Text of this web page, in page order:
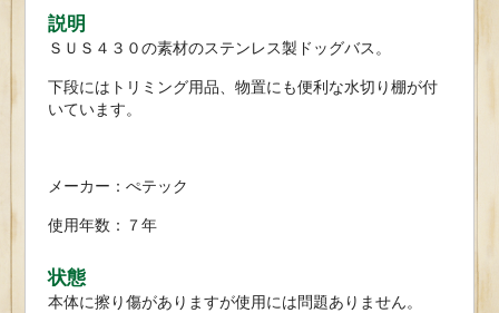
説明
ＳＵＳ４３０の素材のステンレス製ドッグバス。
下段にはトリミング用品、物置にも便利な水切り棚が付
いています。
メーカー：ぺテック
使用年数：７年
状態
本体に擦り傷がありますが使用には問題ありません。